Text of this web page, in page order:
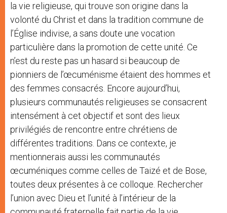
la vie religieuse, qui trouve son origine dans la
volonté du Christ et dans la tradition commune de
l’Église indivise, a sans doute une vocation
particulière dans la promotion de cette unité. Ce
n’est du reste pas un hasard si beaucoup de
pionniers de l’œcuménisme étaient des hommes et
des femmes consacrés. Encore aujourd’hui,
plusieurs communautés religieuses se consacrent
intensément à cet objectif et sont des lieux
privilégiés de rencontre entre chrétiens de
différentes traditions. Dans ce contexte, je
mentionnerais aussi les communautés
œcuméniques comme celles de Taizé et de Bose,
toutes deux présentes à ce colloque. Rechercher
l’union avec Dieu et l’unité à l’intérieur de la